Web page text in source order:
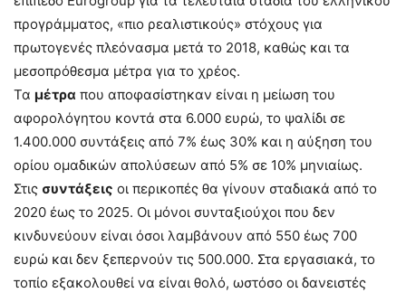
προγράμματος, «πιο ρεαλιστικούς» στόχους για
πρωτογενές πλεόνασμα μετά το 2018, καθώς και τα
μεσοπρόθεσμα μέτρα για το χρέος.
Τα μέτρα που αποφασίστηκαν είναι η μείωση του
αφορολόγητου κοντά στα 6.000 ευρώ, το ψαλίδι σε
1.400.000 συντάξεις από 7% έως 30% και η αύξηση του
ορίου ομαδικών απολύσεων από 5% σε 10% μηνιαίως.
Στις συντάξεις οι περικοπές θα γίνουν σταδιακά από το
2020 έως το 2025. Οι μόνοι συνταξιούχοι που δεν
κινδυνεύουν είναι όσοι λαμβάνουν από 550 έως 700
ευρώ και δεν ξεπερνούν τις 500.000. Στα εργασιακά, το
τοπίο εξακολουθεί να είναι θολό, ωστόσο οι δανειστές